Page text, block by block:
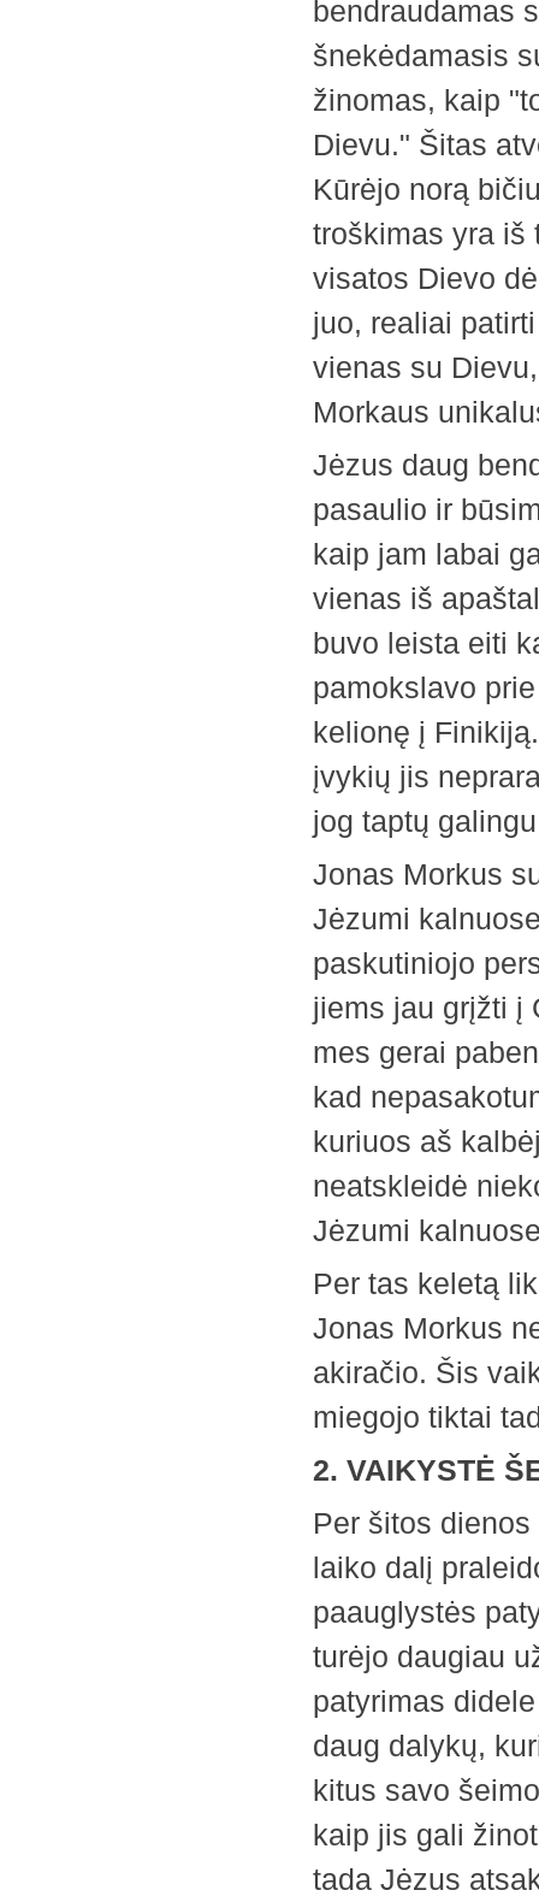
bendraudamas
šnekėdamasis
žinomas, kaip
Dievu." Šitas
Kūrėjo norą
troškimas yra iš
visatos Dievo
juo, realiai
vienas su
Morkaus
Jėzus daug
pasaulio ir
kaip jam labai
vienas iš
buvo leista eiti
pamokslavo
kelionę į
įvykių jis
jog taptų
Jonas Morkus
Jėzumi
paskutiniojo
jiems jau grįžti į
mes gerai
kad
kuriuos aš
neatskleidė
Jėzumi
Per tas keletą
Jonas Morkus
akiračio. Šis
miegojo tiktai
2. VAIKYSTĖ
Per šitos
laiko dalį
paauglystės
turėjo daugiau
patyrimas
daug dalykų,
kitus savo
kaip jis gali
tada Jėzus